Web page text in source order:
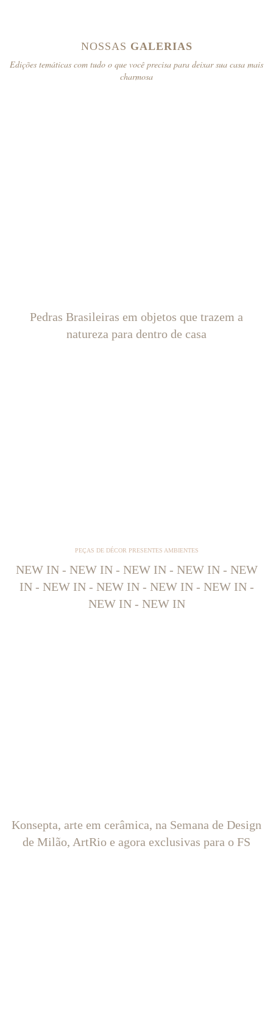
NOSSAS GALERIAS
Edições temáticas com tudo o que você precisa para deixar sua casa mais
charmosa
Pedras Brasileiras em objetos que trazem a
natureza para dentro de casa
PEÇAS DE DÉCOR PRESENTES AMBIENTES
NEW IN - NEW IN - NEW IN - NEW IN - NEW
IN - NEW IN - NEW IN - NEW IN - NEW IN -
NEW IN - NEW IN
Konsepta, arte em cerâmica, na Semana de Design
de Milão, ArtRio e agora exclusivas para o FS